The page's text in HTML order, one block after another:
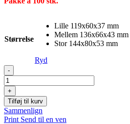
Størrelse
Lille 119x60x37 mm
Mellem 136x66x43 mm
Stor 144x80x53 mm
Ryd
Pommes
frites
bakke
NoName
antal
-
+
Tilføj til kurv
Sammenlign
Print Send til en ven